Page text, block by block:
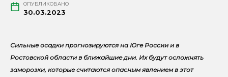
ОПУБЛИКОВАНО
30.03.2023
Сильные осадки прогнозируются на Юге России и в
Ростовской области в ближайшие дни. Их будут осложнять
заморозки, которые считаются опасным явлением в этот